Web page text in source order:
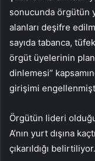
sonucunda örgütün
alanları deşifre
sayıda tabanca,
örgüt üyelerinin
dinlemesi”
girişimi
Örgütün lideri
A’nın yurt dışına
çıkarıldığı belirtiliyor.